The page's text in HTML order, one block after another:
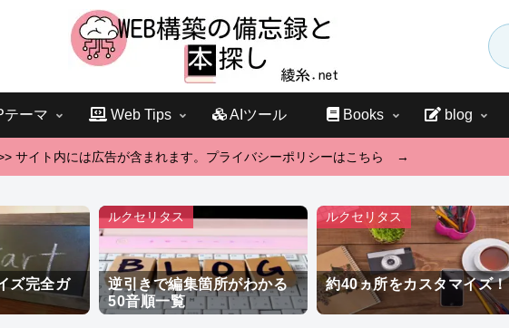
ーマ Web Tips AIツール Books blog
サイト内には広告が含まれます。プライバシーポリシーはこちら →
ズ完全ガ
ルクセリタス
逆引きで編集箇所がわかる
50音順一覧
ルクセリタス
約40ヵ所をカスタマイズ！